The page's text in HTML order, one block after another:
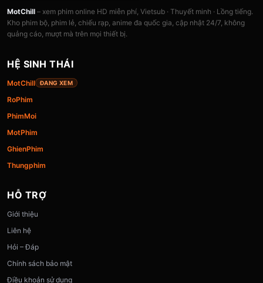
MotChill – xem phim online HD miễn phí, Vietsub · Thuyết minh · Lồng tiếng.
Kho phim bộ, phim lẻ, chiếu rạp, anime đa quốc gia, cập nhật 24/7, không
quảng cáo, mượt mà trên mọi thiết bị.
HỆ SINH THÁI
MotChill ĐANG XEM
RoPhim
PhimMoi
MotPhim
GhienPhim
Thungphim
HỖ TRỢ
Giới thiệu
Liên hệ
Hỏi – Đáp
Chính sách bảo mật
Điều khoản sử dụng